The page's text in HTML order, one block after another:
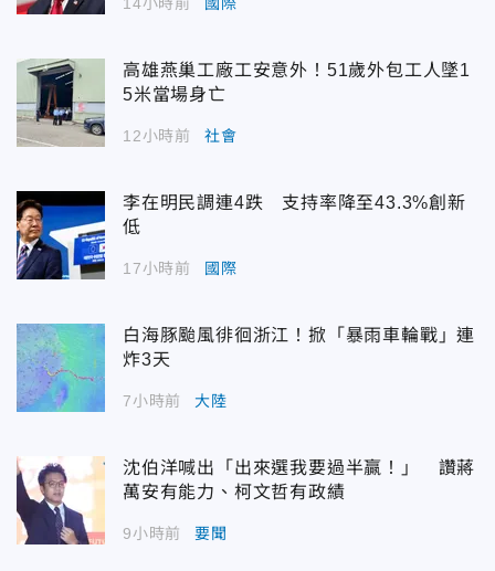
高雄燕巢工廠工安意外！51歲外包工人墜1
5米當場身亡
12小時前 社會
李在明民調連4跌 支持率降至43.3%創新
低
17小時前 國際
白海豚颱風徘徊浙江！掀「暴雨車輪戰」連
炸3天
7小時前 大陸
沈伯洋喊出「出來選我要過半贏！」 讚蔣
萬安有能力、柯文哲有政績
9小時前 要聞